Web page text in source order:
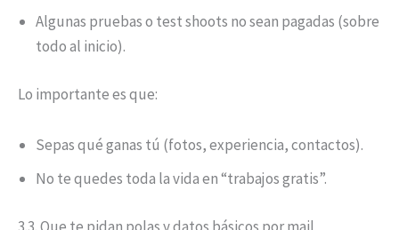
Algunas pruebas o test shoots no sean pagadas (sobre
todo al inicio).
Lo importante es que:
Sepas qué ganas tú (fotos, experiencia, contactos).
No te quedes toda la vida en “trabajos gratis”.